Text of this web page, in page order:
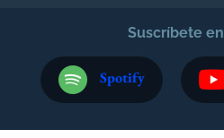
Suscríbete en
Spotify